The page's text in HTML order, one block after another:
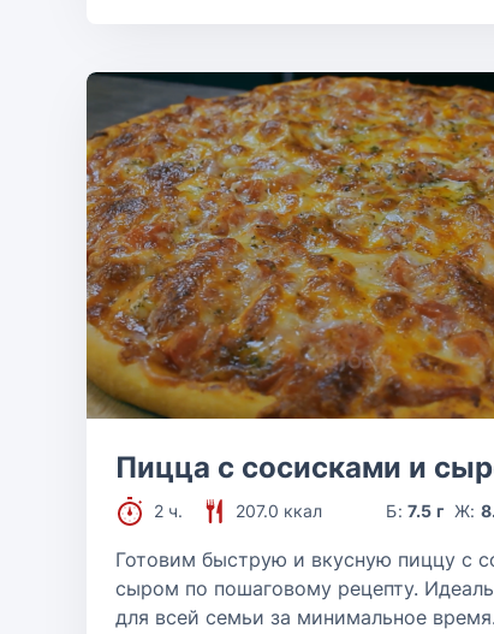
Пицца с сосисками и
2 ч. 207.0 ккал Б:7.5 г Ж:
Готовим быструю и вкусную пиццу с
сыром по пошаговому рецепту.
для всей семьи за минимальное время.